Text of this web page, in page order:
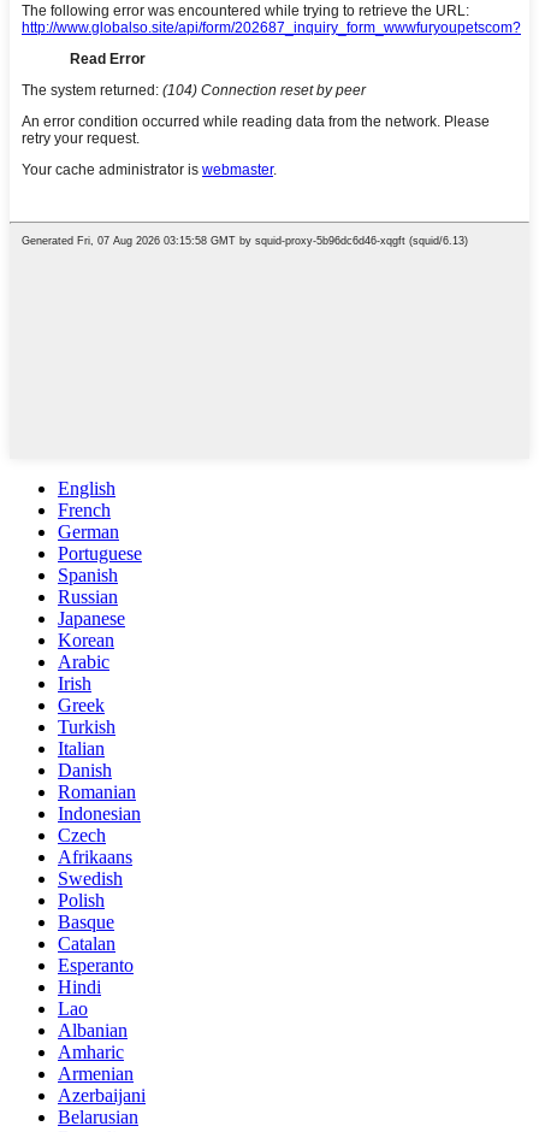
English
French
German
Portuguese
Spanish
Russian
Japanese
Korean
Arabic
Irish
Greek
Turkish
Italian
Danish
Romanian
Indonesian
Czech
Afrikaans
Swedish
Polish
Basque
Catalan
Esperanto
Hindi
Lao
Albanian
Amharic
Armenian
Azerbaijani
Belarusian